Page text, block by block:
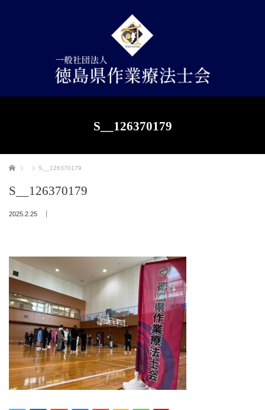
S__126370179
ホーム S__126370179
S__126370179
2025.2.25